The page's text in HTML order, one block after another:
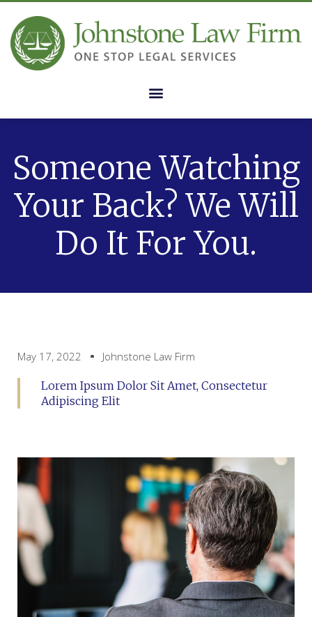
Someone Watching
Your Back? We Will
Do It For You.
May 17, 2022 Johnstone Law Firm
Lorem Ipsum Dolor Sit Amet, Consectetur
Adipiscing Elit